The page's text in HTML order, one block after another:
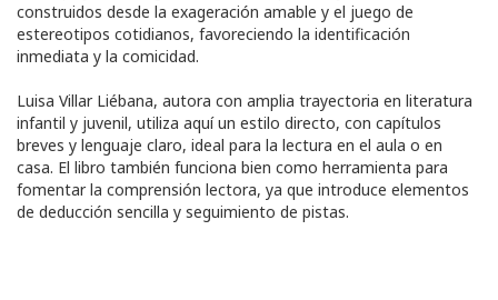
construidos desde la exageración amable y el juego de
estereotipos cotidianos, favoreciendo la identificación
inmediata y la comicidad.
Luisa Villar Liébana, autora con amplia trayectoria en literatura
infantil y juvenil, utiliza aquí un estilo directo, con capítulos
breves y lenguaje claro, ideal para la lectura en el aula o en
casa. El libro también funciona bien como herramienta para
fomentar la comprensión lectora, ya que introduce elementos
de deducción sencilla y seguimiento de pistas.